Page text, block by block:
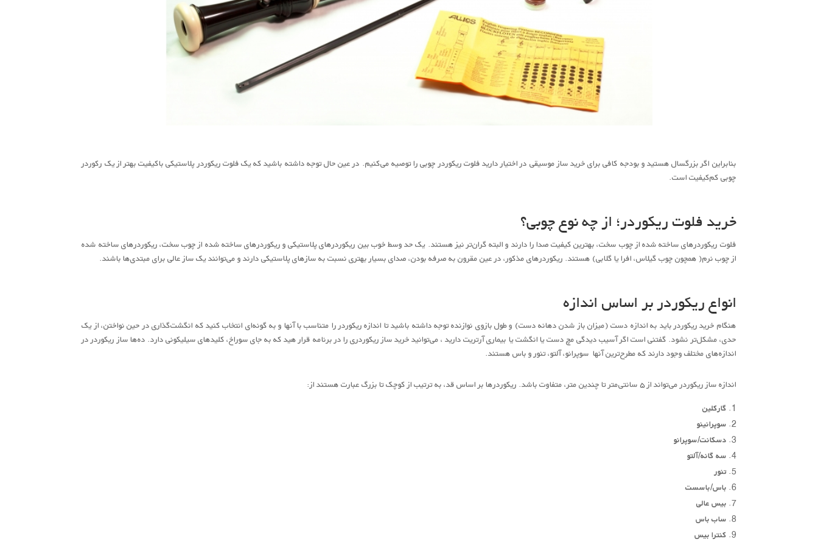
بنابراین اگر بزرگسال هستید و بودجه کافی برای خرید ساز موسیقی در اختیار دارید فلوت ریکوردر چوبی را توصیه می‌کنیم. در عین حال توجه داشته باشید که یک فلوت ریکوردر پلاستیکی باکیفیت بهتر از یک رکوردر
چوبی کم‌‌کیفیت است.
خرید فلوت ریکوردر؛ از چه نوع چوبی؟
فلوت ریکوردرهای ساخته شده از چوب سخت، بهترین کیفیت صدا را دارند و البته گران‌تر نیز هستند. یک حد وسط خوب بین ریکوردرهای پلاستیکی و ریکوردرهای ساخته شده از چوب سخت، ریکوردرهای ساخته شده
از چوب نرم( همچون چوب گیلاس، افرا یا گلابی) هستند. ریکوردرهای مذکور، در عین مقرون به صرفه بودن، صدای بسیار بهتری نسبت به سازهای پلاستیکی دارند و می‌توانند یک ساز عالی برای مبتدی‌ها باشند.
انواع ریکوردر بر اساس اندازه
هنگام خرید ریکوردر باید به اندازه دست (میزان باز شدن دهانه دست) و طول بازوی نوازنده توجه داشته باشید تا اندازه ریکوردر را متناسب با آنها و به گونه‌ای انتخاب کنید که انگشت‌گذاری در حین نواختن، از یک
حدی، مشکل‌تر نشود. گفتنی است اگر آسیب دیدگی مچ دست یا انگشت یا بیماری آرتریت دارید ، می‌توانید خرید ساز ریکوردری را در برنامه قرار هید که به جای سوراخ، کلیدهای سیلیکونی دارد. ده‌ها ساز ریکوردر در
اندازه‌های مختلف وجود دارند که مطرح‌ترین آنها سوپرانو، آلتو، تنور و باس هستند.
اندازه ساز ریکوردر می‌تواند از ۵ سانتی‌متر تا چندین متر، متفاوت باشد. ریکوردرها بر اساس قد، به ترتیب از کوچک تا بزرگ عبارت هستند از:
گارکلین
سوپرانینو
دسکانت/سوپرانو
سه گانه/آلتو
تنور
باس/باسست
بیس عالی
ساب باس
کنترا بیس